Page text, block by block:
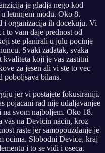
je gladja nego kod
letnnjem modu. Oko 8.
i organizacija ih docekuju. Vi
to vam daje prednost od
ste planirali u julu pocinje
Svaki zadatak, svaka
kvaliteta koji je vas zastitni
za jesen ali vi ste to vec
poboljsava bilans.
jer vi postajete fokusiraniji.
pojacani rad nije udaljavanjee
na svom najboljem. Oko 18.
vas na Devicin nacin, kroz
raste jer samopouzdanje je
ocima. Slobodni Device, kraj
i to se vidi i oseca.